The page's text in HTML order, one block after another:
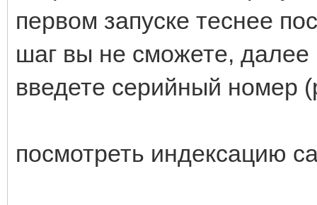
первом запуске теснее
шаг вы не сможете,
введете серийный номер
посмотреть индексацию